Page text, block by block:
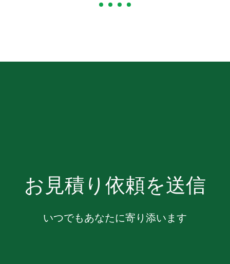
お見積り依頼を送信
いつでもあなたに寄り添います